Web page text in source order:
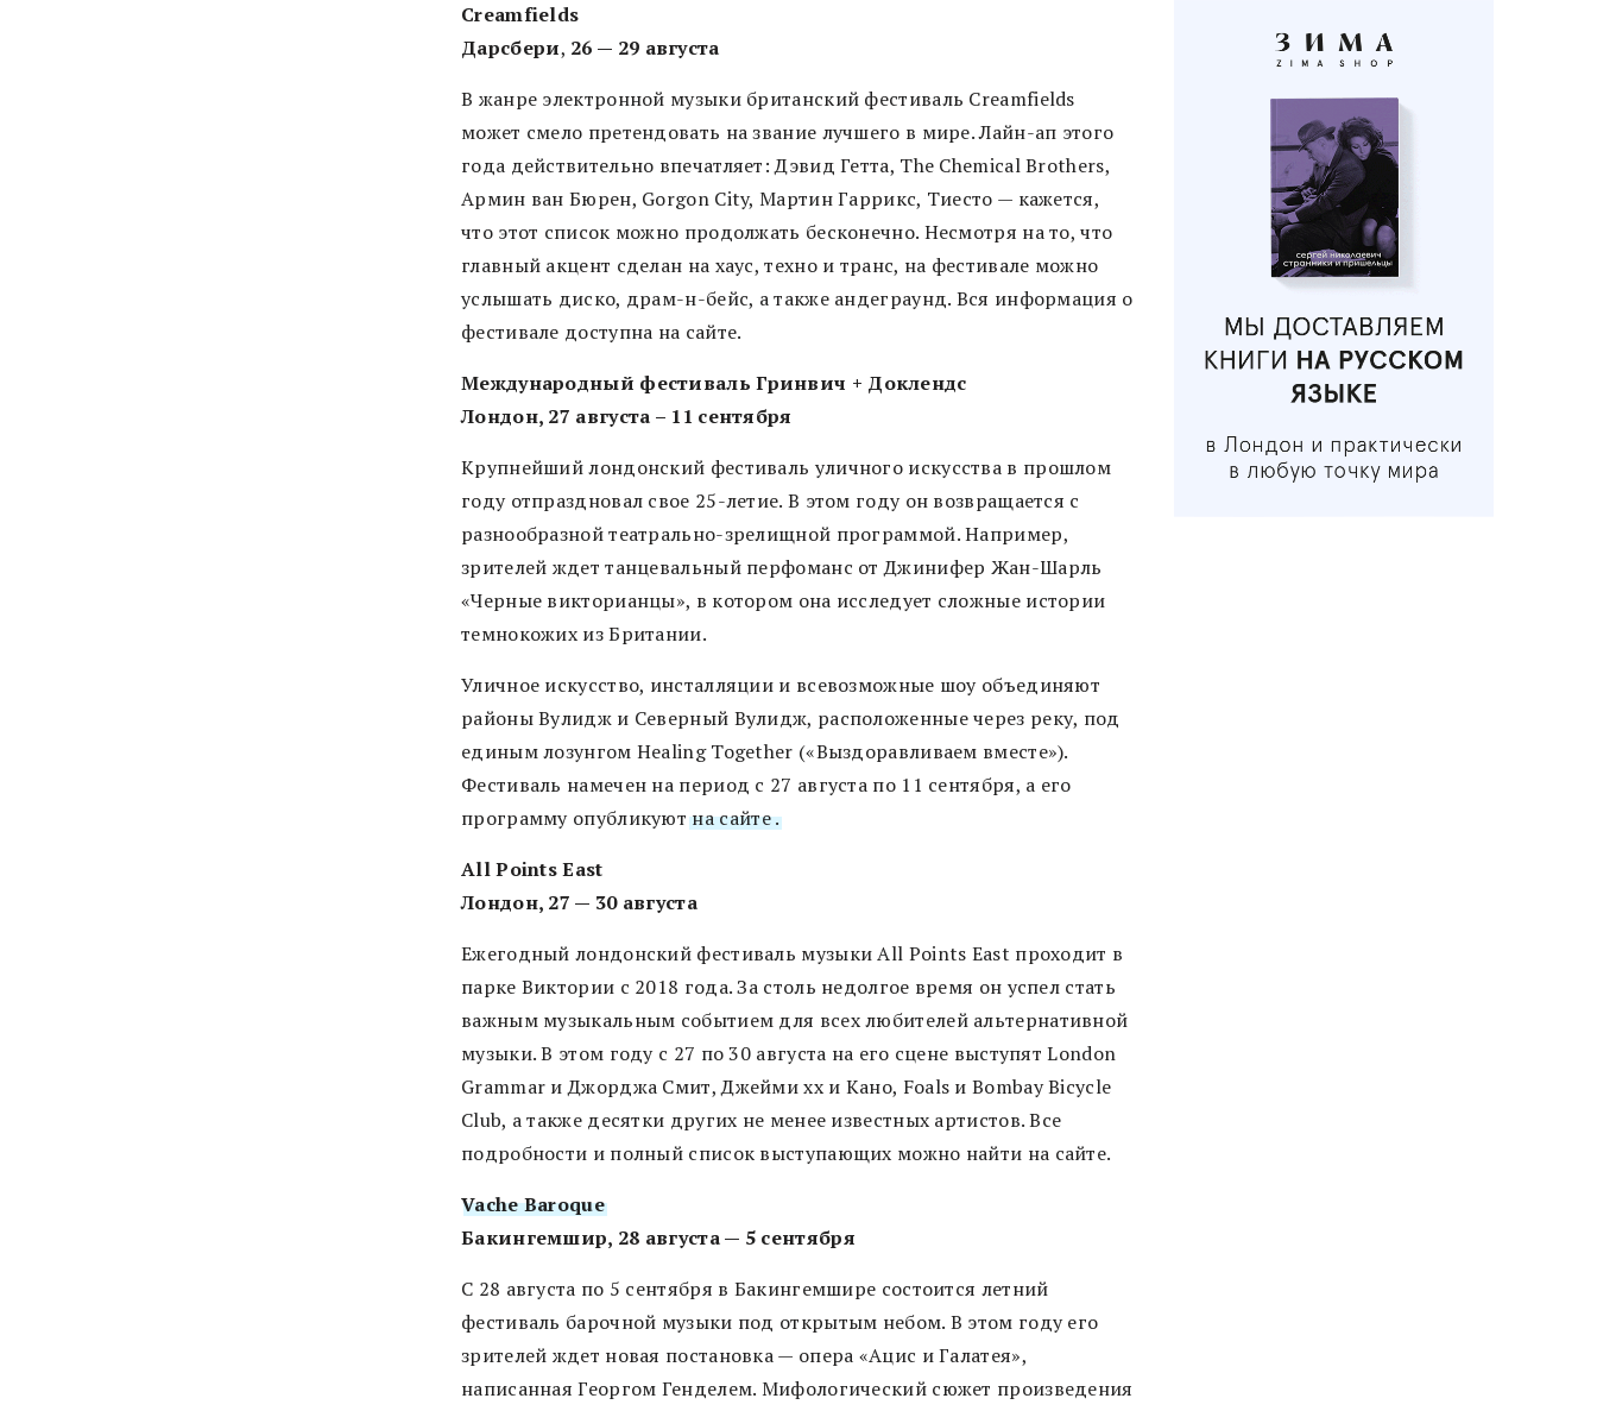
Creamfields
Дарсбери, 26 — 29 августа
В жанре электронной музыки британский фестиваль Creamfields
может смело претендовать на звание лучшего в мире. Лайн-ап этого
года действительно впечатляет: Дэвид Гетта, The Chemical Brothers,
Армин ван Бюрен, Gorgon City, Мартин Гаррикс, Тиесто — кажется,
что этот список можно продолжать бесконечно. Несмотря на то, что
главный акцент сделан на хаус, техно и транс, на фестивале можно
услышать диско, драм-н-бейс, а также андеграунд. Вся информация о
фестивале доступна на сайте.
Международный фестиваль Гринвич + Доклендс
Лондон, 27 августа – 11 сентября
Крупнейший лондонский фестиваль уличного искусства в прошлом
году отпраздновал свое 25-летие. В этом году он возвращается с
разнообразной театрально-зрелищной программой. Например,
зрителей ждет танцевальный перфоманс от Джинифер Жан-Шарль
«Черные викторианцы», в котором она исследует сложные истории
темнокожих из Британии.
Уличное искусство, инсталляции и всевозможные шоу объединяют
районы Вулидж и Северный Вулидж, расположенные через реку, под
единым лозунгом Healing Together («Выздоравливаем вместе»).
Фестиваль намечен на период с 27 августа по 11 сентября, а его
программу опубликуютна сайте .
All Points East
Лондон, 27 — 30 августа
Ежегодный лондонский фестиваль музыки All Points East проходит в
парке Виктории с 2018 года. За столь недолгое время он успел стать
важным музыкальным событием для всех любителей альтернативной
музыки. В этом году с 27 по 30 августа на его сцене выступят London
Grammar и Джорджа Смит, Джейми xx и Кано, Foals и Bombay Bicycle
Club, а также десятки других не менее известных артистов. Все
подробности и полный список выступающих можно найти на сайте.
Vache Baroque
Бакингемшир, 28 августа — 5 сентября
С 28 августа по 5 сентября в Бакингемшире состоится летний
фестиваль барочной музыки под открытым небом. В этом году его
зрителей ждет новая постановка — опера «Ацис и Галатея»,
написанная Георгом Генделем. Мифологический сюжет произведения